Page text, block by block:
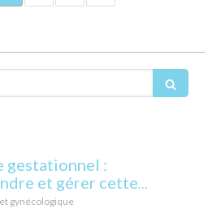
gestationnel :
et gérer cette
pendant la grossesse
gynécologique